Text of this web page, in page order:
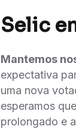
Selic
Mantemos
expectativa
uma nova
esperamos
prolongado e